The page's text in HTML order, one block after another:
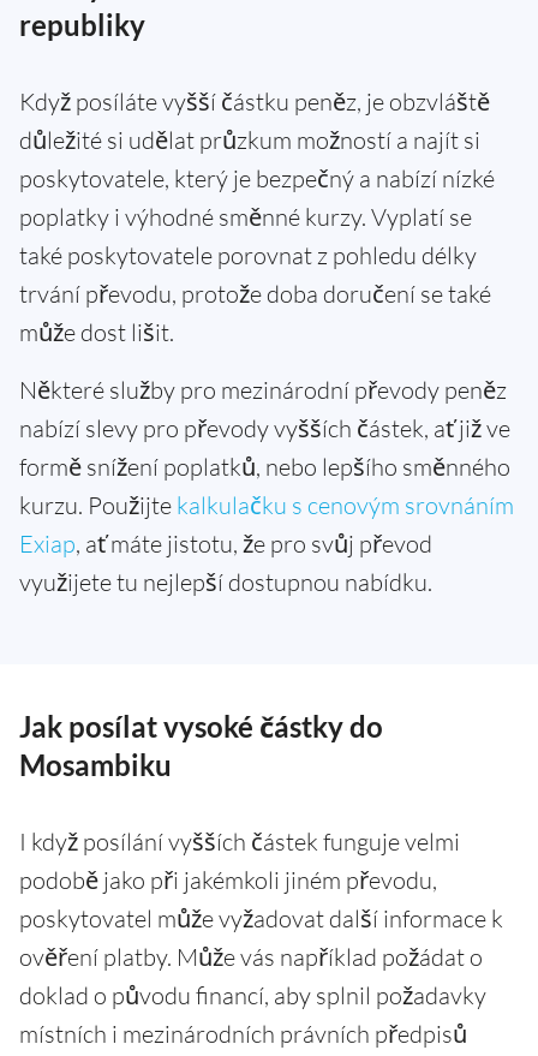
republiky
Když posíláte vyšší částku peněz, je obzvláště
důležité si udělat průzkum možností a najít si
poskytovatele, který je bezpečný a nabízí nízké
poplatky i výhodné směnné kurzy. Vyplatí se
také poskytovatele porovnat z pohledu délky
trvání převodu, protože doba doručení se také
může dost lišit.
Některé služby pro mezinárodní převody peněz
nabízí slevy pro převody vyšších částek, ať již ve
formě snížení poplatků, nebo lepšího směnného
kurzu. Použijte kalkulačku s cenovým srovnáním
Exiap, ať máte jistotu, že pro svůj převod
využijete tu nejlepší dostupnou nabídku.
Jak posílat vysoké částky do
Mosambiku
I když posílání vyšších částek funguje velmi
podobě jako při jakémkoli jiném převodu,
poskytovatel může vyžadovat další informace k
ověření platby. Může vás například požádat o
doklad o původu financí, aby splnil požadavky
místních i mezinárodních právních předpisů